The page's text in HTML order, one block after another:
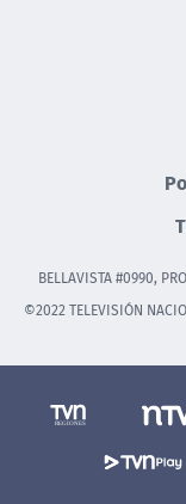
BELLAVISTA #0990,
©2022 TELEVISIÓN